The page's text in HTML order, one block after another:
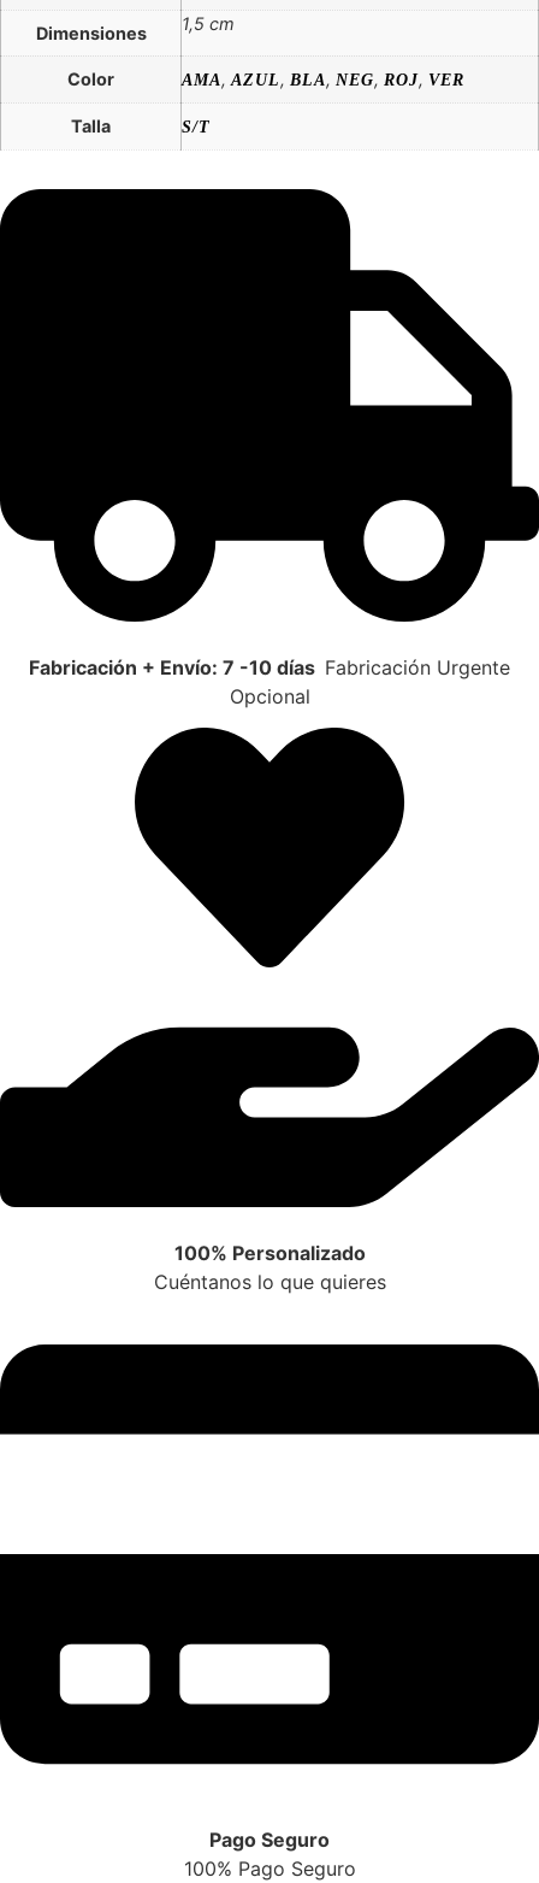
Dimensiones 1,5 cm
Color AMA, AZUL, BLA, NEG, ROJ, VER
Talla S/T
Fabricación + Envío: 7 -10 días Fabricación Urgente
Opcional
100% Personalizado
Cuéntanos lo que quieres
Pago Seguro
100% Pago Seguro